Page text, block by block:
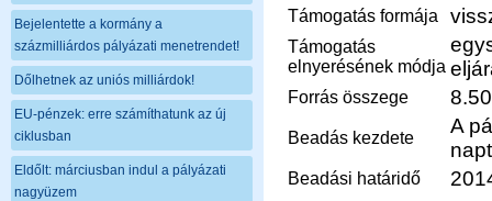
Bejelentette a kormány a
százmilliárdos pályázati menetrendet!
Dőlhetnek az uniós milliárdok!
EU-pénzek: erre számíthatunk az új
ciklusban
Eldőlt: márciusban indul a pályázati
nagyüzem
Támogatás formája
Támogatás
elnyerésének módja
Forrás összege
Beadás kezdete
A
Beadási határidő